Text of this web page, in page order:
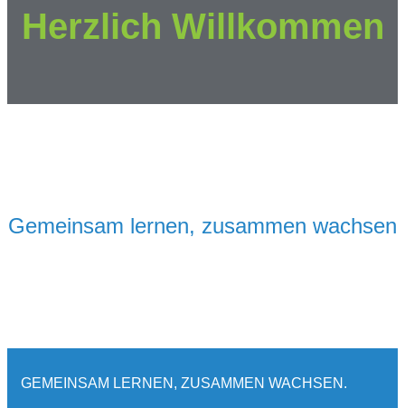
Herzlich Willkommen
Gemeinsam lernen, zusammen wachsen
GEMEINSAM LERNEN, ZUSAMMEN WACHSEN.